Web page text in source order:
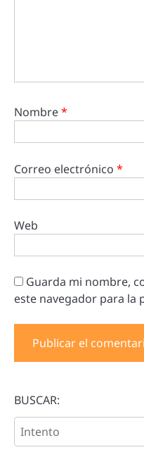
Nombre*
Correo electrónico *
Web
Guarda mi nombre,
este navegador para la
BUSCAR: